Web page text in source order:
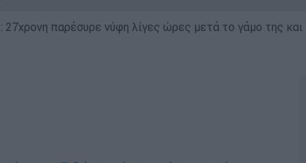
παρέσυρε νύφη λίγες ώρες μετά το γάμο της και